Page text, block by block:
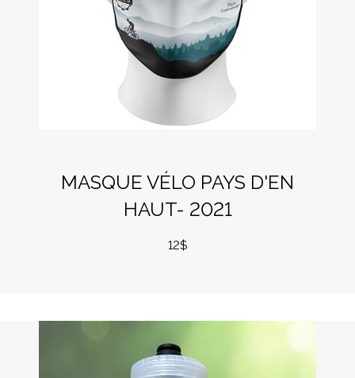
MASQUE VÉLO PAYS D'EN
HAUT- 2021
12$